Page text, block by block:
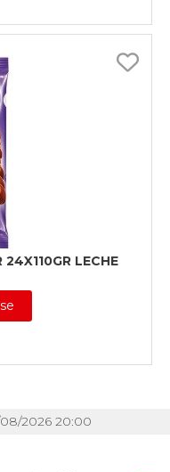
LECHE
2026 20:00